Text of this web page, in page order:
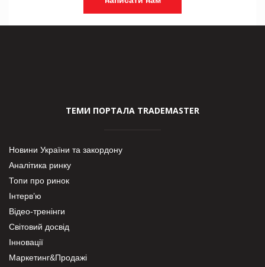
ТЕМИ ПОРТАЛА TRADEMASTER
Новини України та закордону
Аналітика ринку
Топи про ринок
Інтерв’ю
Відео-тренінги
Світовий досвід
Інновації
Маркетинг&Продажі